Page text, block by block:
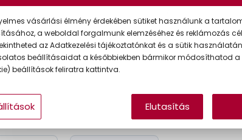
vásárlási élmény érdekében sütiket használunk a
a weboldal forgalmunk elemzéséhez és reklámozás
az Adatkezelési tájékoztatónkat és a sütik
beállításaidat a későbbiekben bármikor módosíthatod
beállítások feliratra kattintva.
Elutasítás